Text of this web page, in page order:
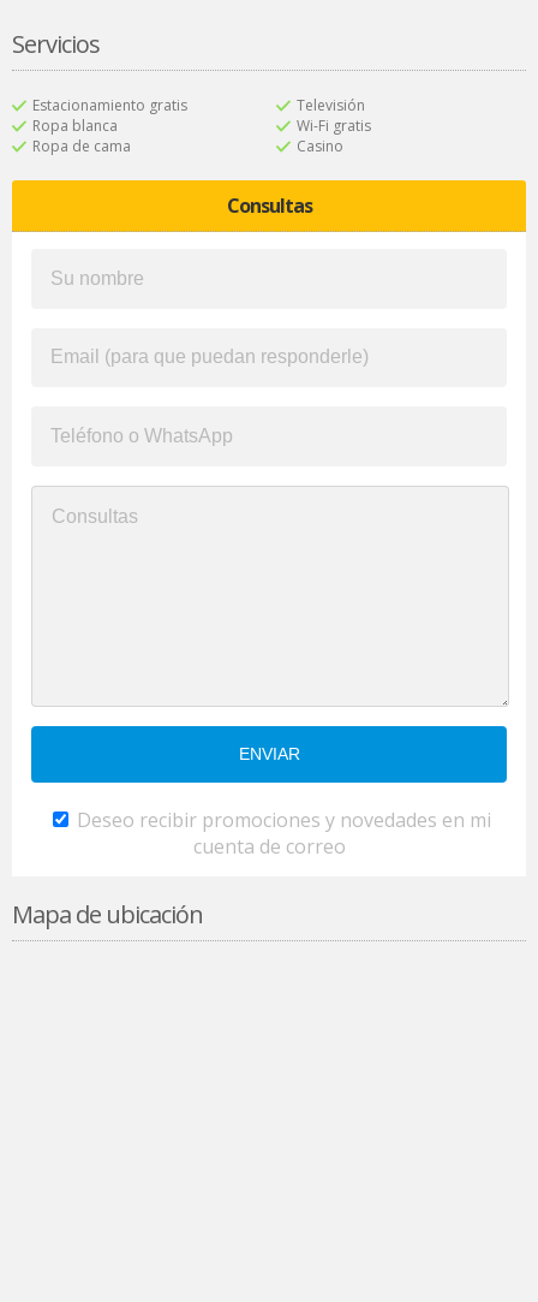
Servicios
Estacionamiento gratis
Ropa blanca
Ropa de cama
Televisión
Wi-Fi gratis
Casino
Consultas
Deseo recibir promociones y novedades en mi
cuenta de correo
Mapa de ubicación